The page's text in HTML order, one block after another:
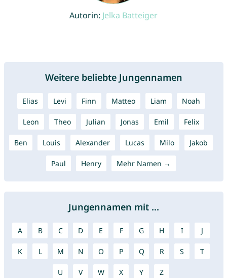
Autorin: Jelka Batteiger
Weitere beliebte Jungennamen
Elias Levi Finn Matteo Liam Noah
Leon Theo Julian Jonas Emil Felix
Ben Louis Alexander Lucas Milo Jakob
Paul Henry Mehr Namen →
Jungennamen mit ...
A B C D E F G H I J
K L M N O P Q R S T
U V W X Y Z